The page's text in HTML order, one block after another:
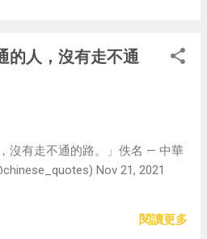
的人，沒有走不通
沒有走不通的路。」佚名 — 中華
Nov 21, 2021
閱讀更多